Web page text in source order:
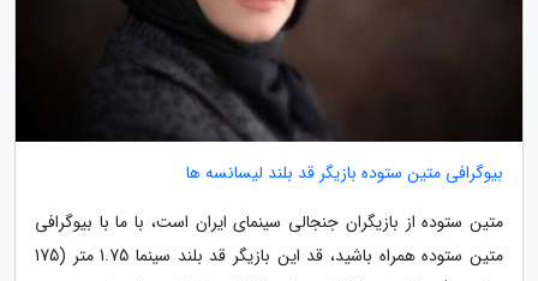
بیوگرافی متین ستوده بازیگر قد بلند لیسانسه ها
متین ستوده از بازیگران جنجالی سینمای ایران است، با ما با بیوگرافی
متین ستوده همراه باشید، قد این بازیگر قد بلند سینما 1.75 متر (175